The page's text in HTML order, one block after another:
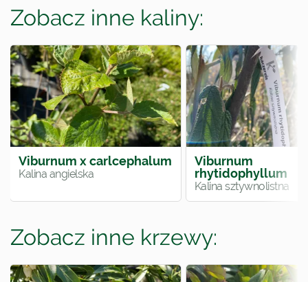
Zobacz inne kaliny:
Viburnum x carlcephalum
Kalina angielska
Viburnum
rhytidophyllum
Kalina sztywnolistna
Zobacz inne krzewy: